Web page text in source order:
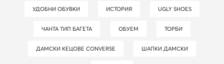
УДОБНИ ОБУВКИ ИСТОРИЯ UGLY SHOES
ЧАНТА ТИП БАГЕТА ОБУЕМ ТОРБИ
ДАМСКИ КЕЦОВЕ CONVERSE ШАПКИ ДАМСКИ